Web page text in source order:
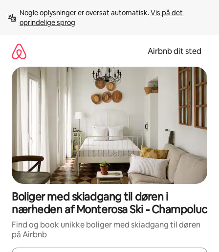
videre
Nogle oplysninger er oversat automatisk. Vis på det
oprindelige sprog
Airbnb dit sted
Boliger med skiadgang til døren i
nærheden af Monterosa Ski - Champoluc
Find og book unikke boliger med skiadgang til døren
på Airbnb